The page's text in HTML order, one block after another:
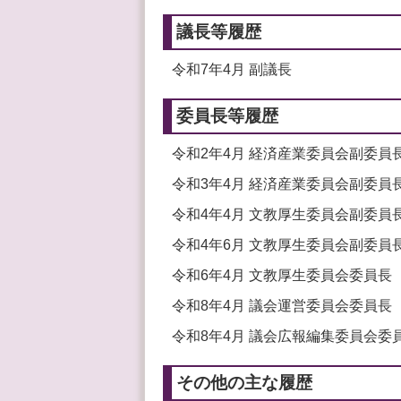
議長等履歴
令和7年4月 副議長
委員長等履歴
令和2年4月 経済産業委員会副委員
令和3年4月 経済産業委員会副委員
令和4年4月 文教厚生委員会副委員
令和4年6月 文教厚生委員会副委員
令和6年4月 文教厚生委員会委員長
令和8年4月 議会運営委員会委員長
令和8年4月 議会広報編集委員会委
その他の主な履歴